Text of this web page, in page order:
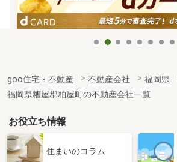
goo住宅・不動産 不動産会社 福岡県
福岡県糟屋郡粕屋町の不動産会社一覧
お役立ち情報
住まいのコラム